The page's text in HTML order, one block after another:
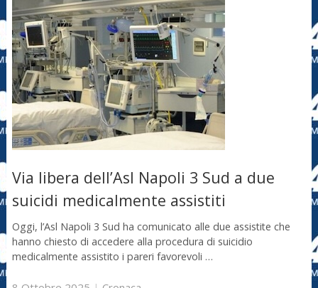
Via libera dell’Asl Napoli 3 Sud a due
suicidi medicalmente assistiti
Oggi, l’Asl Napoli 3 Sud ha comunicato alle due assistite che
hanno chiesto di accedere alla procedura di suicidio
medicalmente assistito i pareri favorevoli …